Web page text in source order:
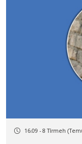
16:09 - 8 Tîrmeh